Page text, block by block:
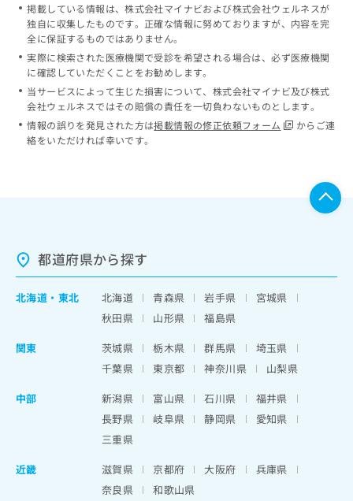
掲載している情報は、株式会社マイナビおよび株式会社ウェルネスが
独自に収集したものです。正確な情報に努めておりますが、内容を完
全に保証するものではありません。
実際に検索された医療機関で受診を希望される場合は、必ず医療機関
に確認していただくことをお勧めします。
当サービスによって生じた損害について、株式会社マイナビ及び株式
会社ウェルネスではその賠償の責任を一切負わないものとします。
情報の誤りを発見された方は掲載情報の修正依頼フォーム
からご連
絡をいただければ幸いです。
都道府県から探す
北海道 ・ 東北 北海道 青森県 岩手県
宮城県
秋田県
山形県
福島県
関東
茨城県 栃木県 群馬県
埼玉県
千葉県
東京都 神奈川県
山梨県
中部
新潟県 富山県 石川県
福井県
長野県
岐阜県 静岡県
愛知県
三重県
近畿
滋賀県 京都府 大阪府
兵庫県
奈良県
和歌山県